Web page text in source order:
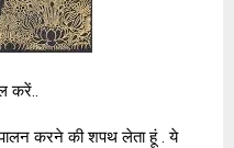
करें..
करने की शपथ लेता हूं . ये